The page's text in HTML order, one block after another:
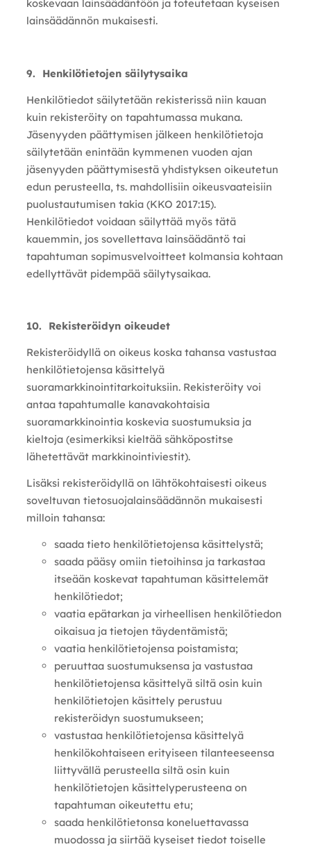
koskevaan lainsäädäntöön ja toteutetaan kyseisen
lainsäädännön mukaisesti.
9. Henkilötietojen säilytysaika
Henkilötiedot säilytetään rekisterissä niin kauan
kuin rekisteröity on tapahtumassa mukana.
Jäsenyyden päättymisen jälkeen henkilötietoja
säilytetään enintään kymmenen vuoden ajan
jäsenyyden päättymisestä yhdistyksen oikeutetun
edun perusteella, ts. mahdollisiin oikeusvaateisiin
puolustautumisen takia (KKO 2017:15).
Henkilötiedot voidaan säilyttää myös tätä
kauemmin, jos sovellettava lainsäädäntö tai
tapahtuman sopimusvelvoitteet kolmansia kohtaan
edellyttävät pidempää säilytysaikaa.
10. Rekisteröidyn oikeudet
Rekisteröidyllä on oikeus koska tahansa vastustaa
henkilötietojensa käsittelyä
suoramarkkinointitarkoituksiin. Rekisteröity voi
antaa tapahtumalle kanavakohtaisia
suoramarkkinointia koskevia suostumuksia ja
kieltoja (esimerkiksi kieltää sähköpostitse
lähetettävät markkinointiviestit).
Lisäksi rekisteröidyllä on lähtökohtaisesti oikeus
soveltuvan tietosuojalainsäädännön mukaisesti
milloin tahansa:
saada tieto henkilötietojensa käsittelystä;
saada pääsy omiin tietoihinsa ja tarkastaa
itseään koskevat tapahtuman käsittelemät
henkilötiedot;
vaatia epätarkan ja virheellisen henkilötiedon
oikaisua ja tietojen täydentämistä;
vaatia henkilötietojensa poistamista;
peruuttaa suostumuksensa ja vastustaa
henkilötietojensa käsittelyä siltä osin kuin
henkilötietojen käsittely perustuu
rekisteröidyn suostumukseen;
vastustaa henkilötietojensa käsittelyä
henkilökohtaiseen erityiseen tilanteeseensa
liittyvällä perusteella siltä osin kuin
henkilötietojen käsittelyperusteena on
tapahtuman oikeutettu etu;
saada henkilötietonsa koneluettavassa
muodossa ja siirtää kyseiset tiedot toiselle